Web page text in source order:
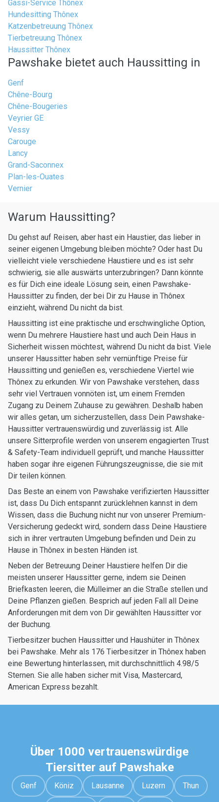
Gassi-Service Thônex
Hundesitting Thônex
Katzenbetreuung Thônex
Tierbetreuung Thônex
Haussitter Thônex
Pawshake bietet auch Haussitting in
Genf
Chêne-Bourg
Chêne-Bougeries
Veyrier GE
Vessy
Carouge
Lancy
Grand-Saconnex
Plan-les-Ouates
Vernier
Warum Haussitting?
Du gehst auf Reisen, aber hast ein Haustier, das lieber in
seiner eigenen Umgebung bleiben möchte? Oder hast Du
vielleicht viele verschiedene Haustiere und es ist sehr
schwierig, sie alle auswärts unterzubringen? Dann könnte
es für Dich eine ideale Lösung sein, einen Pawshake-
Haussitter zu finden, der bei Dir zu Hause in Thônex
einzieht, während Du nicht da bist.
Haussitting ist eine praktische und erschwingliche Option,
wenn Du mehrere Haustiere hast und auch Dein Haus in
Sicherheit wissen möchtest, während Du nicht da bist. Viele
unserer Haussitter haben sehr vernünftige Preise für
Haussitting und genießen es, verschiedene Viertel wie
Thônex zu erkunden. Wir von Pawshake verstehen, dass
sehr viel Vertrauen vonnöten ist, um einem Fremden
Zugang zu Deinem Zuhause zu gewähren. Deshalb haben
wir alles getan, um sicherzustellen, dass Dein Pawshake-
Haussitter vertrauenswürdig und zuverlässig ist. Alle
unsere Sitterprofile werden von unserem engagierten Trust
& Safety-Team individuell geprüft, und manche Haussitter
haben sogar ihre eigenen Führungszeugnisse, die sie mit
Dir teilen können.
Das Beste an einem von Pawshake verifizierten Haussitter
ist, dass Du Dich entspannt zurücklehnen kannst in dem
Wissen, dass die Buchung nicht nur von unserer Premium-
Versicherung gedeckt wird, sondern dass Deine Haustiere
sich in ihrer vertrauten Umgebung befinden und Dein zu
Hause in Thônex in besten Händen ist.
Neben der Betreuung Deiner Haustiere helfen Dir die
meisten unserer Haussitter gerne, indem sie Deinen
Briefkasten leeren, die Mülleimer an die Straße stellen und
Deine Pflanzen gießen. Besprich auf jeden Fall all Deine
Anforderungen mit dem von Dir gewählten Haussitter vor
der Buchung.
Tierbesitzer buchen Haussitter und Haushüter in Thônex
bei Pawshake. Mehr als 176 Tierbesitzer in Thônex haben
eine Bewertung hinterlassen, mit durchschnittlich 4.98/5
Sternen. Sie alle haben sicher mit Visa, Mastercard,
American Express bezahlt.
Über 1000 vertrauenswürdige
Tiersitter auf Pawshake
Genf Köniz Lausanne Luzern Thun